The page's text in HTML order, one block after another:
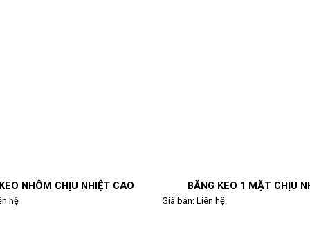
NHÔM CHỊU NHIỆT CAO
hệ
BĂNG KEO 1 MẶT CHỊU
Giá bán: Liên hệ